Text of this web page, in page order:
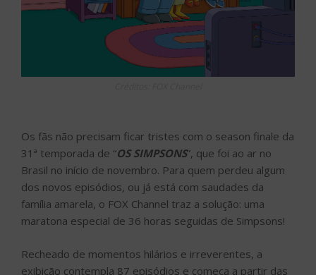
Os fãs não precisam ficar tristes com o season finale da
31ª temporada de “OS SIMPSONS”, que foi ao ar no
Brasil no início de novembro. Para quem perdeu algum
dos novos episódios, ou já está com saudades da
família amarela, o FOX Channel traz a solução: uma
maratona especial de 36 horas seguidas de Simpsons!
Recheado de momentos hilários e irreverentes, a
exibição contempla 87 episódios e começa a partir das